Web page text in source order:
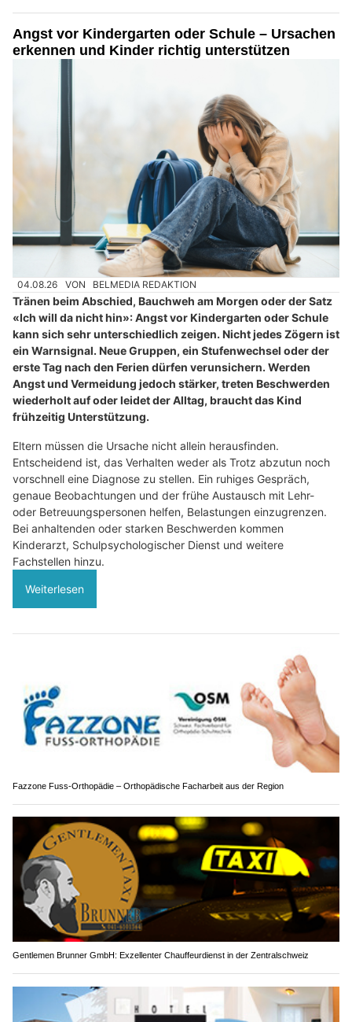
Angst vor Kindergarten oder Schule – Ursachen
erkennen und Kinder richtig unterstützen
04.08.26 VON BELMEDIA REDAKTION
Tränen beim Abschied, Bauchweh am Morgen oder der Satz
«Ich will da nicht hin»: Angst vor Kindergarten oder Schule
kann sich sehr unterschiedlich zeigen. Nicht jedes Zögern ist
ein Warnsignal. Neue Gruppen, ein Stufenwechsel oder der
erste Tag nach den Ferien dürfen verunsichern. Werden
Angst und Vermeidung jedoch stärker, treten Beschwerden
wiederholt auf oder leidet der Alltag, braucht das Kind
frühzeitig Unterstützung.
Eltern müssen die Ursache nicht allein herausfinden.
Entscheidend ist, das Verhalten weder als Trotz abzutun noch
vorschnell eine Diagnose zu stellen. Ein ruhiges Gespräch,
genaue Beobachtungen und der frühe Austausch mit Lehr-
oder Betreuungspersonen helfen, Belastungen einzugrenzen.
Bei anhaltenden oder starken Beschwerden kommen
Kinderarzt, Schulpsychologischer Dienst und weitere
Fachstellen hinzu.
Weiterlesen
Fazzone Fuss-Orthopädie – Orthopädische Facharbeit aus der Region
Gentlemen Brunner GmbH: Exzellenter Chauffeurdienst in der Zentralschweiz